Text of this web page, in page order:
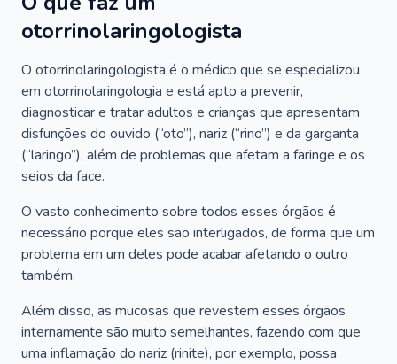
otorrinolaringologista
O otorrinolaringologista é o médico que se especializou
em otorrinolaringologia e está apto a prevenir,
diagnosticar e tratar adultos e crianças que apresentam
disfunções do ouvido (“oto”), nariz (“rino”) e da garganta
(“laringo”), além de problemas que afetam a faringe e os
seios da face.
O vasto conhecimento sobre todos esses órgãos é
necessário porque eles são interligados, de forma que um
problema em um deles pode acabar afetando o outro
também.
Além disso, as mucosas que revestem esses órgãos
internamente são muito semelhantes, fazendo com que
uma inflamação do nariz (rinite), por exemplo, possa